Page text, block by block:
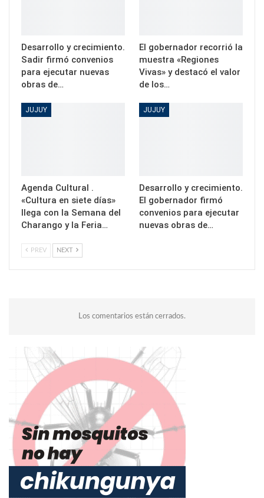
Desarrollo y crecimiento.
Sadir firmó convenios
para ejecutar nuevas
obras de…
El gobernador recorrió la
muestra «Regiones
Vivas» y destacó el valor
de los…
JUJUY
Agenda Cultural .
«Cultura en siete días»
llega con la Semana del
Charango y la Feria…
JUJUY
Desarrollo y crecimiento.
El gobernador firmó
convenios para ejecutar
nuevas obras de…
PREV NEXT
Los comentarios están cerrados.